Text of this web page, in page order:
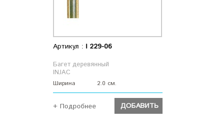
Артикул : I 229-06
Багет деревянный
INJAC
Ширина 2.0 см.
+ Подробнее ДОБАВИТЬ